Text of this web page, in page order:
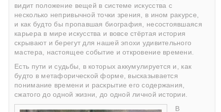
видит положение вещей в системе искусства с
несколько непривычной точки зрения, в ином ракурсе,
и как будто бы пропавшая биография, несостоявшаяся
карьера в мире искусства и вовсе стёртая история
скрывают и берегут для нашей эпохи удивительного
мастера, настоящее событие и откровение времени.
Есть пути и судьбы, в которых аккумулируется и, как
будто в метафорической форме, высказывается
понимание времени и раскрытие его содержания,
сжатого до одной жизни, до одной личной истории.
В